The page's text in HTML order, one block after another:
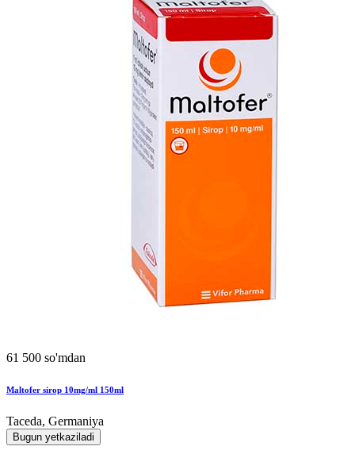
61 500 so'mdan
Maltofer sirop 10mg/ml 150ml
Taceda, Germaniya
Bugun yetkaziladi